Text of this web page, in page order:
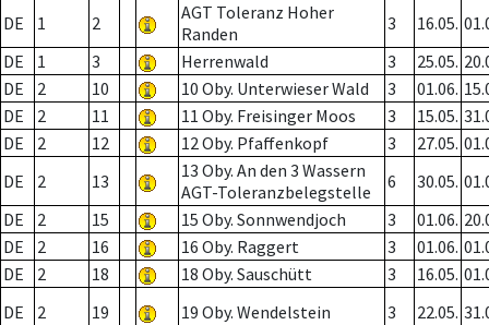
DE
1 2
AGT Toleranz Hoher
Randen
3 16.05.
DE
1 3 Herrenwald 3 25.05.
DE
2 10 10 Oby. Unterwieser Wald 3 01.06.
DE
2 11 11 Oby. Freisinger Moos 3 15.05.
DE
2 12 12 Oby. Pfaffenkopf 3 27.05.
DE
2 13
13 Oby. An den 3 Wassern
AGT-Toleranzbelegstelle
6 30.05.
DE
2 15 15 Oby. Sonnwendjoch 3 01.06.
DE
2 16 16 Oby. Raggert 3 01.06.
DE
2 18 18 Oby. Sauschütt 3 16.05.
DE
2 19 19 Oby. Wendelstein 3 22.05.